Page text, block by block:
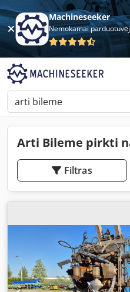
Machineseeker
Nemokamai
Arti Bileme pirkti
Filtras